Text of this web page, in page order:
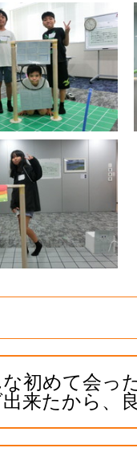
初めて会っ
来たから、